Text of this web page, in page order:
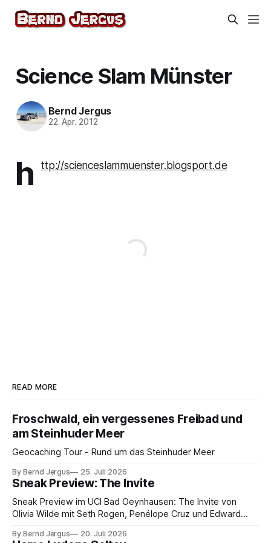
Science Slam Münster
Bernd Jergus
22. Apr. 2012
h ttp://scienceslammuenster.blogsport.de
READ MORE
Froschwald, ein vergessenes Freibad und
am Steinhuder Meer
Geocaching Tour - Rund um das Steinhuder Meer
By Bernd Jergus 25. Juli 2026
Sneak Preview: The Invite
Sneak Preview im UCI Bad Oeynhausen: The Invite von
Olivia Wilde mit Seth Rogen, Penélope Cruz und Edward
By Bernd Jergus 20. Juli 2026